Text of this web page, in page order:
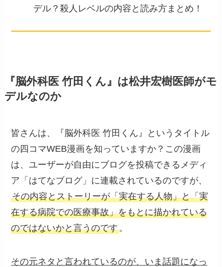
デル？殺人レベルの内容と読み方まとめ！
『脳外科医 竹田くん』は松井宏樹医師がモ
デルなのか
皆さんは、『脳外科医 竹田くん』というタイトル
の四コマWEB漫画を知っていますか？この漫画
は、ユーザーが自由にブログを投稿できるメディ
ア「はてなブログ」に連載されているのですが、
その内容とストーリーが「実在する人物」と「実
在する病院での医療事故」をもとに描かれている
のではないかと言うのです。
その元ネタと言われているのが、いま話題になっ